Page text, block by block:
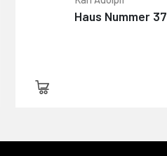
Haus Nummer 37